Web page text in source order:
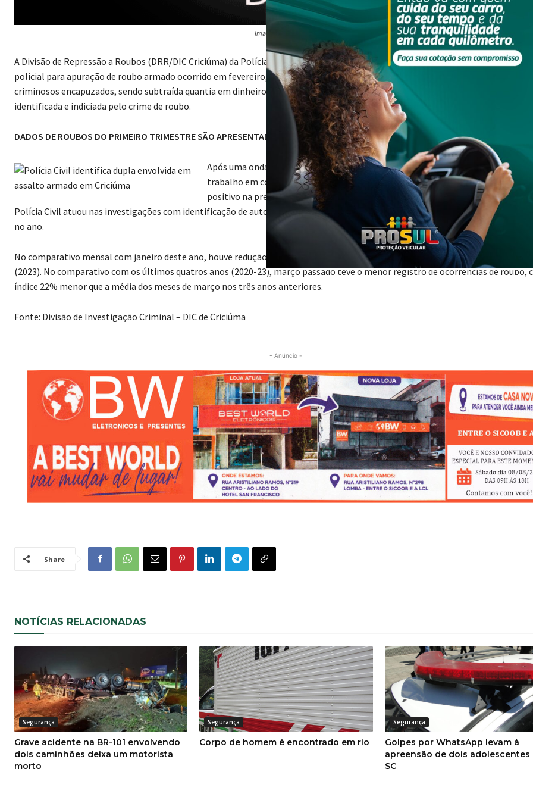
Imagem: Divulgação
A Divisão de Repressão a Roubos (DRR/DIC Criciúma) da Polícia Civil, coordenada pelo Delegado Yuri Miqueluzzi, encerrou
policial para apuração de roubo armado ocorrido em fevereiro, no bairro Morro Estevão, em Criciúma. Um comércio foi alvo de
criminosos encapuzados, sendo subtraída quantia em dinheiro. A dupla (30 e 28 anos), com histórico em delitos patrimoniais, foi
identificada e indiciada pelo crime de roubo.
DADOS DE ROUBOS DO PRIMEIRO TRIMESTRE SÃO APRESENTADOS
Após uma onda de roubos na cidade, ocorrida em janeiro, sendo intensificado o
trabalho em conjunto das forças de segurança, os dados demonstram impacto
positivo na prevenção e repressão dos roubos nos meses de fevereiro e março. A
Polícia Civil atuou nas investigações com identificação de autores de roubos em Criciúma, totalizando 27 representações por
no ano.
No comparativo mensal com janeiro deste ano, houve redução de 42% de roubos em fevereiro (2023) e diminuição de 57% em
(2023). No comparativo com os últimos quatros anos (2020-23), março passado teve o menor registro de ocorrências de roubo,
índice 22% menor que a média dos meses de março nos três anos anteriores.
Fonte: Divisão de Investigação Criminal – DIC de Criciúma
- Anúncio -
Share
NOTÍCIAS RELACIONADAS
Segurança
Grave acidente na BR-101 envolvendo
dois caminhões deixa um motorista
morto
Segurança
Corpo de homem é encontrado em rio
Segurança
Golpes por WhatsApp levam à
apreensão de dois adolescentes
SC